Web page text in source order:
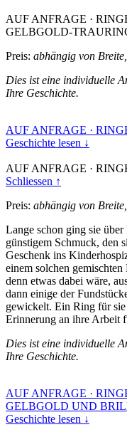
AUF ANFRAGE ·
GELBGOLD-
Preis: abhängig von
Dies ist eine individuelle
Ihre Geschichte.
AUF ANFRAGE ·
Geschichte lesen ↓
AUF ANFRAGE ·
Schliessen ↑
Preis: abhängig von
Lange schon ging sie
günstigem Schmuck, den
Geschenk ins
einem solchen
denn etwas dabei wäre,
dann einige der
gewickelt. Ein Ring für
Erinnerung an ihre Arbeit
Dies ist eine individuelle
Ihre Geschichte.
AUF ANFRAGE ·
GELBGOLD UND
Geschichte lesen ↓